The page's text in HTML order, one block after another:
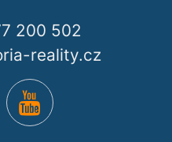
200 502
reality.cz